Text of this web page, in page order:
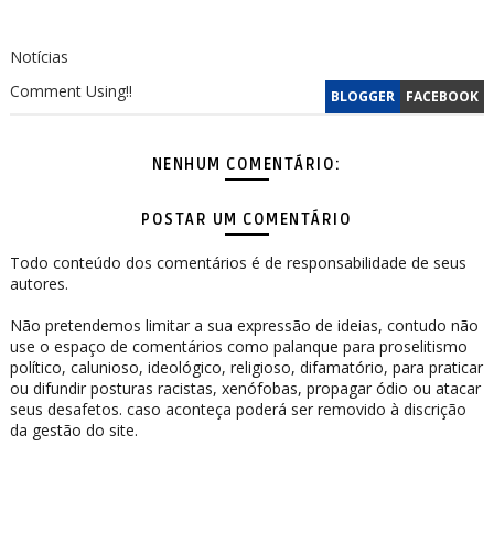
Notícias
BLOGGER FACEBOOK
Comment Using!!
NENHUM COMENTÁRIO:
POSTAR UM COMENTÁRIO
Todo conteúdo dos comentários é de responsabilidade de seus
autores.
Não pretendemos limitar a sua expressão de ideias, contudo não
use o espaço de comentários como palanque para proselitismo
político, calunioso, ideológico, religioso, difamatório, para praticar
ou difundir posturas racistas, xenófobas, propagar ódio ou atacar
seus desafetos. caso aconteça poderá ser removido à discrição
da gestão do site.